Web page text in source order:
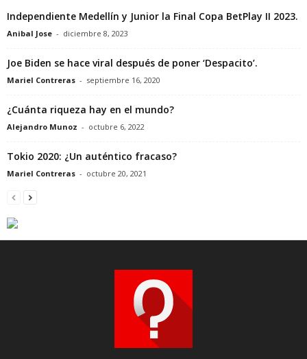
Independiente Medellín y Junior la Final Copa BetPlay II 2023.
Anibal Jose - diciembre 8, 2023
Joe Biden se hace viral después de poner ‘Despacito’.
Mariel Contreras - septiembre 16, 2020
¿Cuánta riqueza hay en el mundo?
Alejandro Munoz - octubre 6, 2022
Tokio 2020: ¿Un auténtico fracaso?
Mariel Contreras - octubre 20, 2021